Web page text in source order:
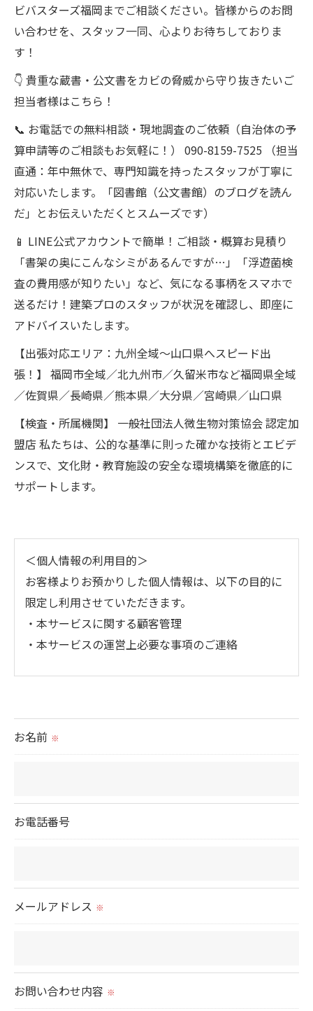
ビバスターズ福岡までご相談ください。皆様からのお問
い合わせを、スタッフ一同、心よりお待ちしておりま
す！
👇 貴重な蔵書・公文書をカビの脅威から守り抜きたいご
担当者様はこちら！
📞 お電話での無料相談・現地調査のご依頼（自治体の予
算申請等のご相談もお気軽に！） 090-8159-7525 （担当
直通：年中無休で、専門知識を持ったスタッフが丁寧に
対応いたします。「図書館（公文書館）のブログを読ん
だ」とお伝えいただくとスムーズです）
📱 LINE公式アカウントで簡単！ご相談・概算お見積り
「書架の奥にこんなシミがあるんですが…」「浮遊菌検
査の費用感が知りたい」など、気になる事柄をスマホで
送るだけ！建築プロのスタッフが状況を確認し、即座に
アドバイスいたします。
【出張対応エリア：九州全域〜山口県へスピード出
張！】 福岡市全域／北九州市／久留米市など福岡県全域
／佐賀県／長崎県／熊本県／大分県／宮崎県／山口県
【検査・所属機関】 一般社団法人微生物対策協会 認定加
盟店 私たちは、公的な基準に則った確かな技術とエビデ
ンスで、文化財・教育施設の安全な環境構築を徹底的に
サポートします。
＜個人情報の利用目的＞
お客様よりお預かりした個人情報は、以下の目的に
限定し利用させていただきます。
・本サービスに関する顧客管理
・本サービスの運営上必要な事項のご連絡
られた場合を除き、
当社では、利用目的の達成に必要な範囲において、
お名前 ※
お電話番号
メールアドレス ※
お問い合わせ内容 ※